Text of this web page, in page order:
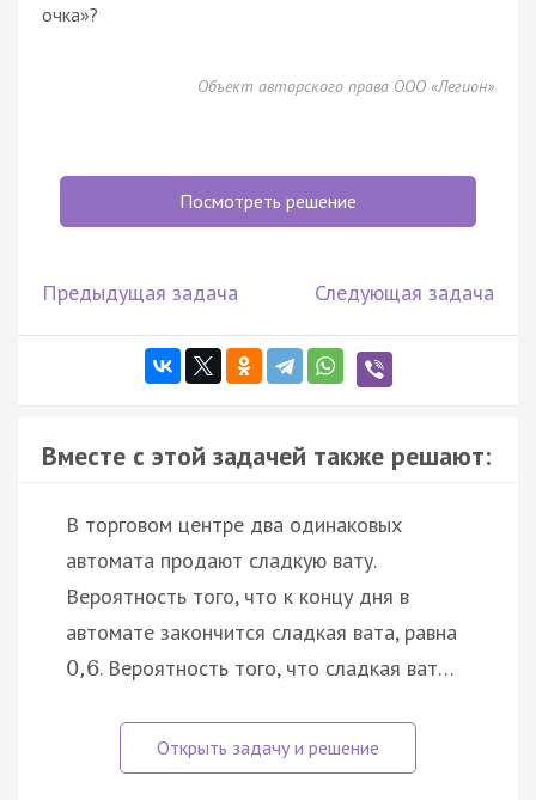
очка»?
Объект авторского права ООО «Легион»
Посмотреть решение
Предыдущая задача Следующая задача
Вместе с этой задачей также решают:
В торговом центре два одинаковых
автомата продают сладкую вату.
Вероятность того, что к концу дня в
автомате закончится сладкая вата, равна
0,6. Вероятность того, что сладкая ват…